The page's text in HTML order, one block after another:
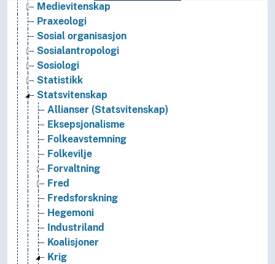
Medievitenskap
Praxeologi
Sosial organisasjon
Sosialantropologi
Sosiologi
Statistikk
Statsvitenskap
Allianser (Statsvitenskap)
Eksepsjonalisme
Folkeavstemning
Folkevilje
Forvaltning
Fred
Fredsforskning
Hegemoni
Industriland
Koalisjoner
Krig